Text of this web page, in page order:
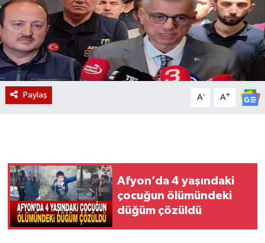
Paylaş A- A+
Afyon’da 4 yaşındaki
çocuğun ölümündeki
düğüm çözüldü